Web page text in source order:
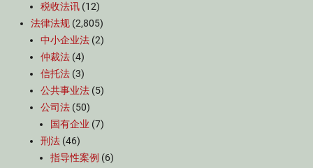
税收法讯 (12)
法律法规 (2,805)
中小企业法 (2)
仲裁法 (4)
信托法 (3)
公共事业法 (5)
公司法 (50)
国有企业 (7)
刑法 (46)
指导性案例 (6)